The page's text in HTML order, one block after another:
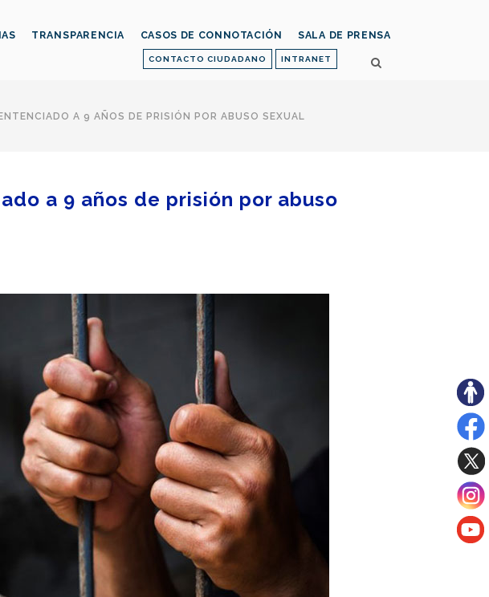
CONTACTO CIUDADANO INTRANET
TRANSPARENCIA CASOS DE CONNOTACIÓN SALA DE PRENSA
A 9 AÑOS DE PRISIÓN POR ABUSO SEXUAL
a 9 años de prisión por abuso